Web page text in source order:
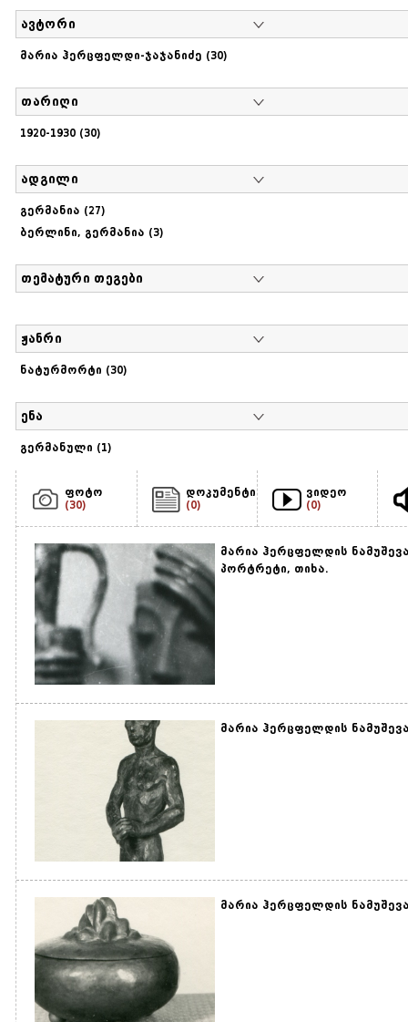
ავტორი
მარია ჰერცფელდი-ჯაჯანიძე (30)
თარიღი
1920-1930 (30)
ადგილი
გერმანია (27)
ბერლინი, გერმანია (3)
თემატური თეგები
ჟანრი
ნატურმორტი (30)
ენა
გერმანული (1)
ფოტო
(30)
დოკუმენტი
(0)
ვიდეო
(0)
მარია ჰერცფელდის
პორტრეტი, თიხა.
მარია ჰერცფელდის
მარია ჰერცფელდის